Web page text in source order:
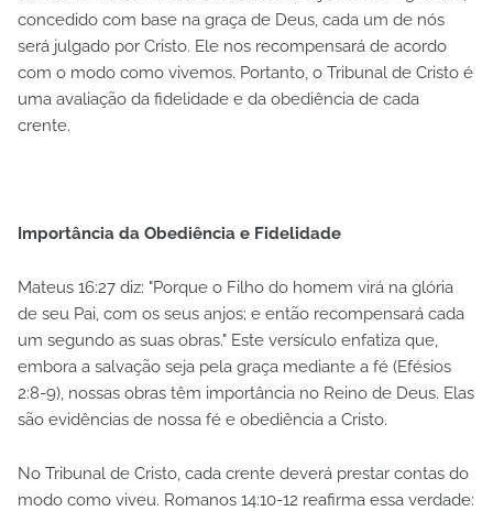
concedido com base na graça de Deus, cada um de nós
será julgado por Cristo. Ele nos recompensará de acordo
com o modo como vivemos. Portanto, o Tribunal de Cristo é
uma avaliação da fidelidade e da obediência de cada
crente.
Importância da Obediência e Fidelidade
Mateus 16:27 diz: "Porque o Filho do homem virá na glória
de seu Pai, com os seus anjos; e então recompensará cada
um segundo as suas obras." Este versículo enfatiza que,
embora a salvação seja pela graça mediante a fé (Efésios
2:8-9), nossas obras têm importância no Reino de Deus. Elas
são evidências de nossa fé e obediência a Cristo.
No Tribunal de Cristo, cada crente deverá prestar contas do
modo como viveu. Romanos 14:10-12 reafirma essa verdade: